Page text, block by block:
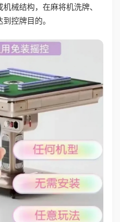
械结构，在麻将机洗牌、
控牌目的。